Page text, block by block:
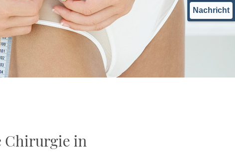
Nachricht
Chirurgie in